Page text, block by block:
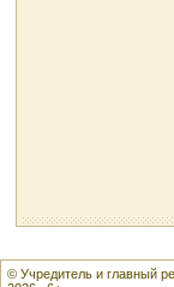
© Учредитель и главный